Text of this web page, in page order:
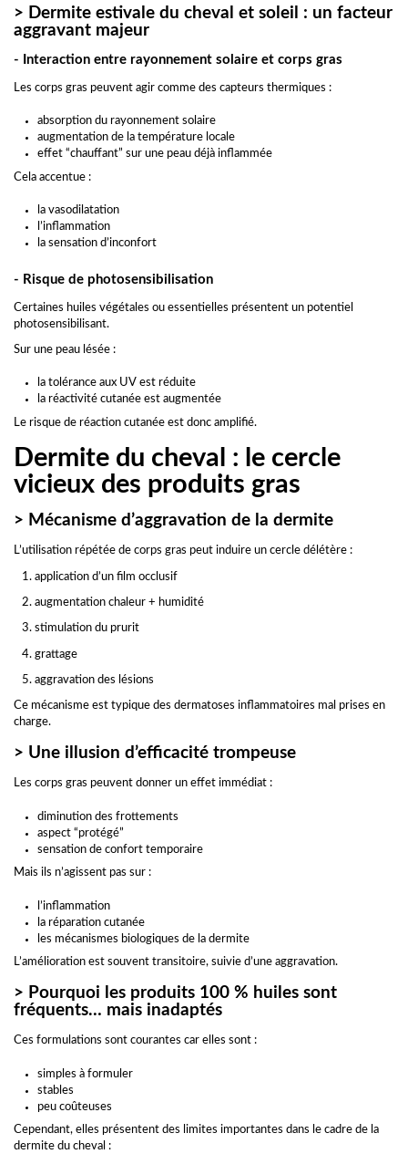
> Dermite estivale du cheval et soleil : un facteur
aggravant majeur
- Interaction entre rayonnement solaire et corps gras
Les corps gras peuvent agir comme des capteurs thermiques :
absorption du rayonnement solaire
augmentation de la température locale
effet “chauffant” sur une peau déjà inflammée
Cela accentue :
la vasodilatation
l’inflammation
la sensation d’inconfort
- Risque de photosensibilisation
Certaines huiles végétales ou essentielles présentent un potentiel
photosensibilisant.
Sur une peau lésée :
la tolérance aux UV est réduite
la réactivité cutanée est augmentée
Le risque de réaction cutanée est donc amplifié.
Dermite du cheval : le cercle
vicieux des produits gras
> Mécanisme d’aggravation de la dermite
L’utilisation répétée de corps gras peut induire un cercle délétère :
1. application d’un film occlusif
2. augmentation chaleur + humidité
3. stimulation du prurit
4. grattage
5. aggravation des lésions
Ce mécanisme est typique des dermatoses inflammatoires mal prises en
charge.
> Une illusion d’efficacité trompeuse
Les corps gras peuvent donner un effet immédiat :
diminution des frottements
aspect “protégé”
sensation de confort temporaire
Mais ils n’agissent pas sur :
l’inflammation
la réparation cutanée
les mécanismes biologiques de la dermite
L’amélioration est souvent transitoire, suivie d’une aggravation.
> Pourquoi les produits 100 % huiles sont
fréquents… mais inadaptés
Ces formulations sont courantes car elles sont :
simples à formuler
stables
peu coûteuses
Cependant, elles présentent des limites importantes dans le cadre de la
dermite du cheval :